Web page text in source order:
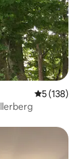
Évaluation
5 (138)